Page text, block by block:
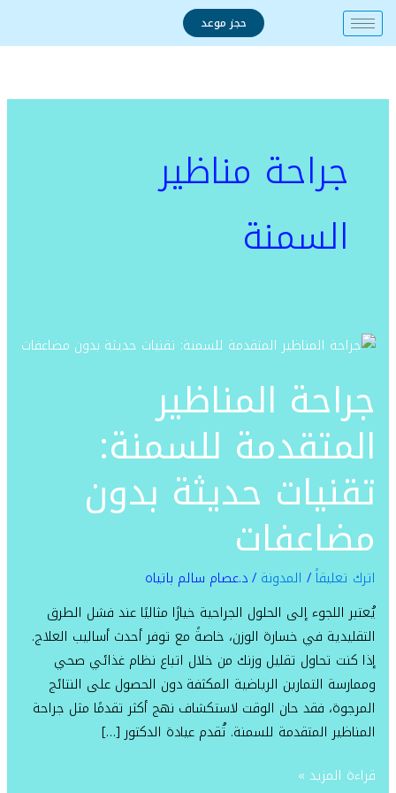
تخطي
إلى
حجز موعد
جراحة مناظير
السمنة
جراحة المناظير
المتقدمة للسمنة:
تقنيات حديثة بدون
مضاعفات
اترك تعليقاً/ المدونة /د.عصام سالم باتياه
يُعتبر اللجوء إلى الحلول الجراحية خيارًا مثاليًا عند فشل الطرق
التقليدية في خسارة الوزن، خاصةً مع توفر أحدث أساليب العلاج.
إذا كنت تحاول تقليل وزنك من خلال اتباع نظام غذائي صحي
وممارسة التمارين الرياضية المكثفة دون الحصول على النتائج
المرجوة، فقد حان الوقت لاستكشاف نهج أكثر تقدمًا مثل جراحة
المناظير المتقدمة للسمنة. تُقدم عيادة الدكتور […]
جراحة
المتقدمة
للسمنة:
تقنيات
حديثة
بدون
مضاعفات
قراءة المزيد »